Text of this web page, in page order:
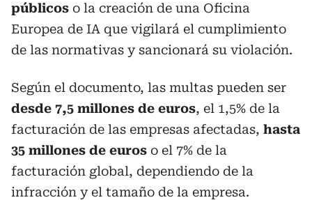
públicos o la creación de una Oficina
Europea de IA que vigilará el cumplimiento
de las normativas y sancionará su violación.
Según el documento, las multas pueden ser
desde 7,5 millones de euros, el 1,5% de la
facturación de las empresas afectadas, hasta
35 millones de euros o el 7% de la
facturación global, dependiendo de la
infracción y el tamaño de la empresa.